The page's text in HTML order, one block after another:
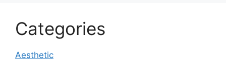
Categories
Aesthetic